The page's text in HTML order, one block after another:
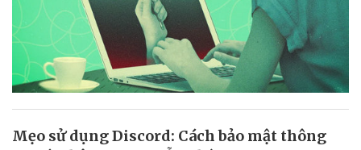
Mẹo sử dụng Discord: Cách bảo mật thông